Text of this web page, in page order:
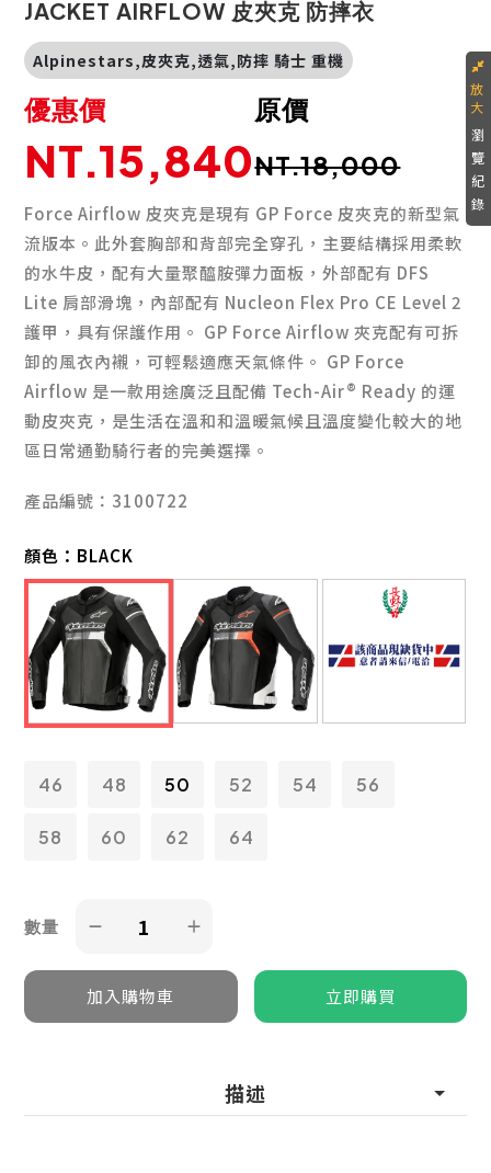
JACKET AIRFLOW 皮夾克 防摔衣
Alpinestars,皮夾克,透氣,防摔 騎士 重機
原價
NT.18,000
優惠價
NT.15,840
Force Airflow 皮夾克是現有 GP Force 皮夾克的新型氣
流版本。此外套胸部和背部完全穿孔，主要結構採用柔軟
的水牛皮，配有大量聚醯胺彈力面板，外部配有 DFS
Lite 肩部滑塊，內部配有 Nucleon Flex Pro CE Level 2
護甲，具有保護作用。 GP Force Airflow 夾克配有可拆
卸的風衣內襯，可輕鬆適應天氣條件。 GP Force
Airflow 是一款用途廣泛且配備 Tech-Air® Ready 的運
動皮夾克，是生活在溫和和溫暖氣候且溫度變化較大的地
區日常通勤騎行者的完美選擇。
產品編號：3100722
顏色： BLACK
46 48 50 52 54 56
58 60 62 64
數量
描述
瀏
覽
紀
錄